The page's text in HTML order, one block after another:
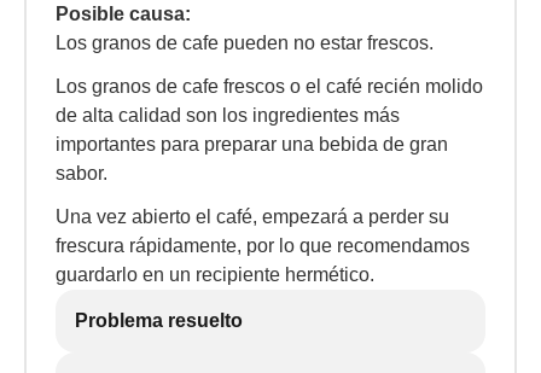
Posible causa:
Los granos de cafe pueden no estar frescos.
Los granos de cafe frescos o el café recién molido
de alta calidad son los ingredientes más
importantes para preparar una bebida de gran
sabor.
Una vez abierto el café, empezará a perder su
frescura rápidamente, por lo que recomendamos
guardarlo en un recipiente hermético.
Problema resuelto